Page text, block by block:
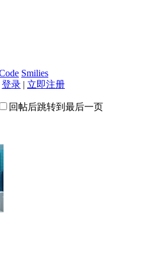
Smilies
登录 | 立即注册
回帖后跳转到最后一页